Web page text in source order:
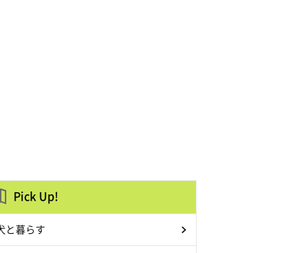
Pick Up!
と暮らす